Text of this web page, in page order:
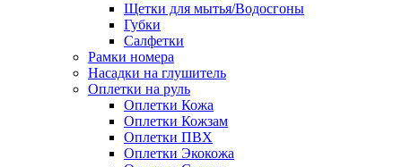
Щетки для мытья/Водосгоны
Губки
Салфетки
Рамки номера
Насадки на глушитель
Оплетки на руль
Оплетки Кожа
Оплетки Кожзам
Оплетки ПВХ
Оплетки Экокожа